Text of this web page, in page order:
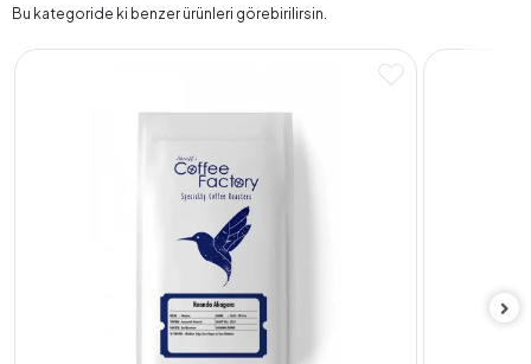
Bu kategoride ki benzer ürünleri görebirilirsin.